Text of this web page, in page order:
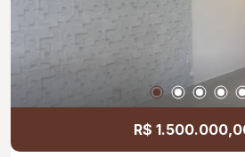
R$